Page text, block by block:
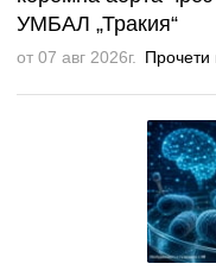
УМБАЛ „Тракия“
от 07 авг 2026г. Прочети